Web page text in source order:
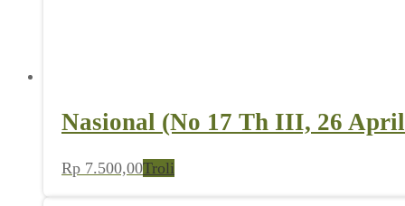
Nasional (No 17 Th III, 26
Rp 7.500,00Troli